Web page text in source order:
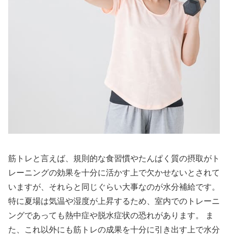
筋トレと言えば、規則的な食習慣やたんぱく質の摂取がト
レーニングの効果を十分に活かす上で欠かせないとされて
いますが、それらと同じぐらい大事なのが水分補給です。
特に夏場は気温や湿度が上昇するため、室内でのトレーニ
ングであっても熱中症や脱水症状の恐れがあります。 ま
た、これ以外にも筋トレの成果を十分に引き出す上で水分